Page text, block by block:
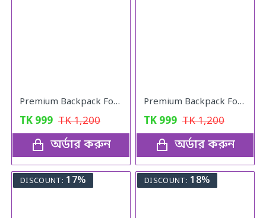
Premium Backpack For Girls (copy colour)
TK 999 TK1,200
অর্ডার করুন
Premium Backpack For Girls (black colour)
TK 999 TK1,200
অর্ডার করুন
DISCOUNT: 17% DISCOUNT: 18%